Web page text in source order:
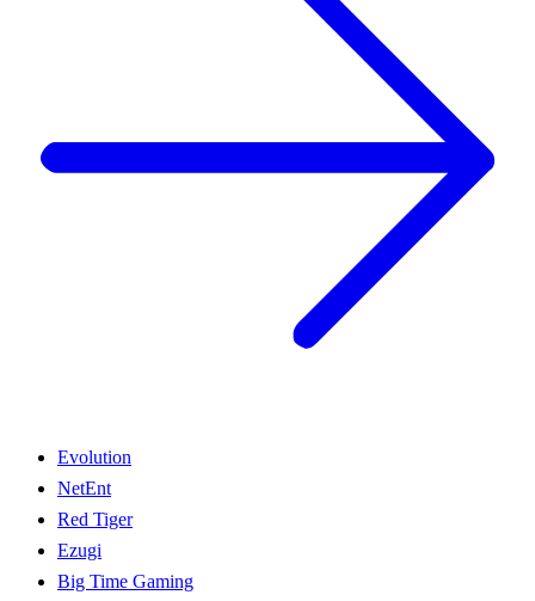
Evolution
NetEnt
Red Tiger
Ezugi
Big Time Gaming